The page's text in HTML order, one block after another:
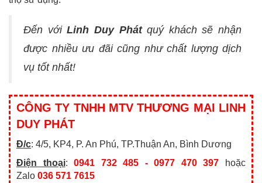
Đến vớiLinh Duy Phátquý khách sẽ nhận
được nhiều ưu đãi cũng như chất lượng dịch
vụ tốt nhất!
CÔNG TY TNHH MTV THƯƠNG MẠI LINH
DUY PHÁT
Đ/c: 4/5, KP4, P. An Phú, TP.Thuận An, Bình Dương
Điện thoại:0941 732 485 - 0977 470 397 hoặc
Zalo 036 571 7615